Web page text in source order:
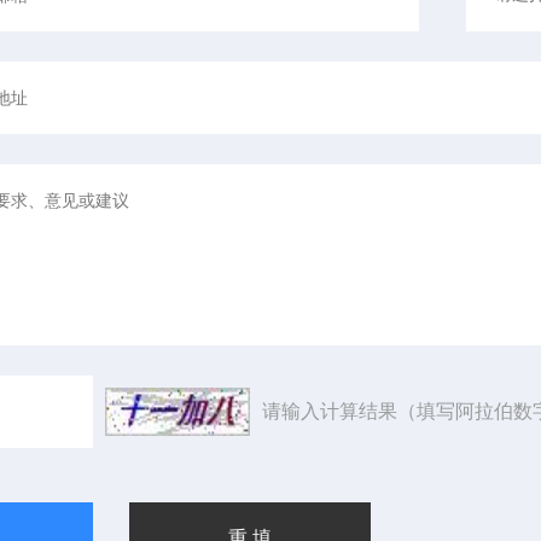
请输入计算结果（填写阿拉伯数